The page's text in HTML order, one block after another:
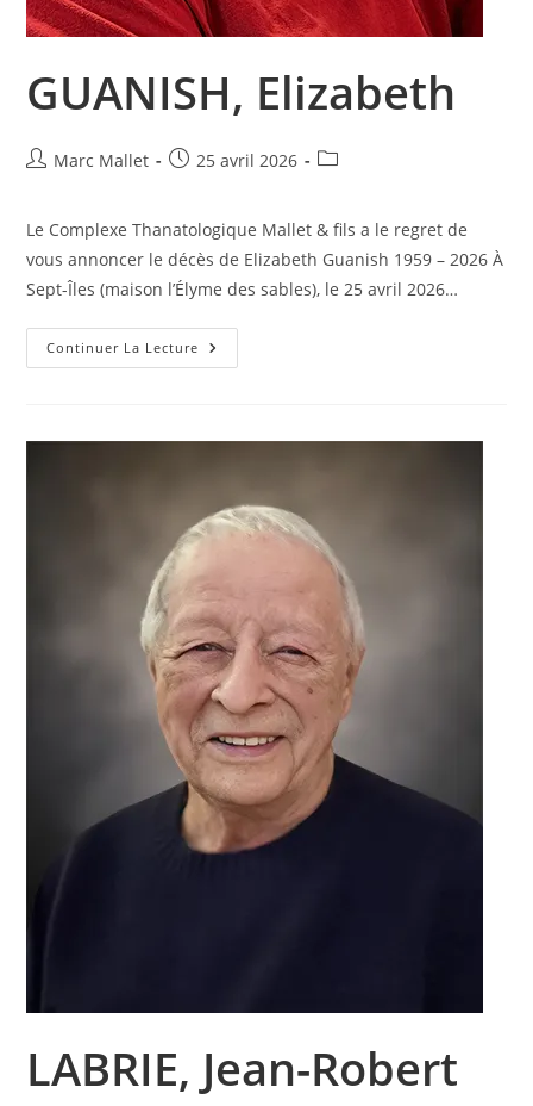
GUANISH, Elizabeth
Auteur/autrice
publication :
Marc Mallet
Publication
25 avril 2026
Post
Le Complexe Thanatologique Mallet & fils a le regret de
vous annoncer le décès de Elizabeth Guanish 1959 – 2026 À
Sept-Îles (maison l’Élyme des sables), le 25 avril 2026…
Continuer La Lecture GUANISH,
Elizabeth
LABRIE, Jean-Robert